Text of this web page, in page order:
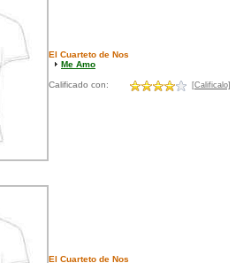
El Cuarteto de Nos
Me Amo
Calificado con: [Calificalo]
El Cuarteto de Nos